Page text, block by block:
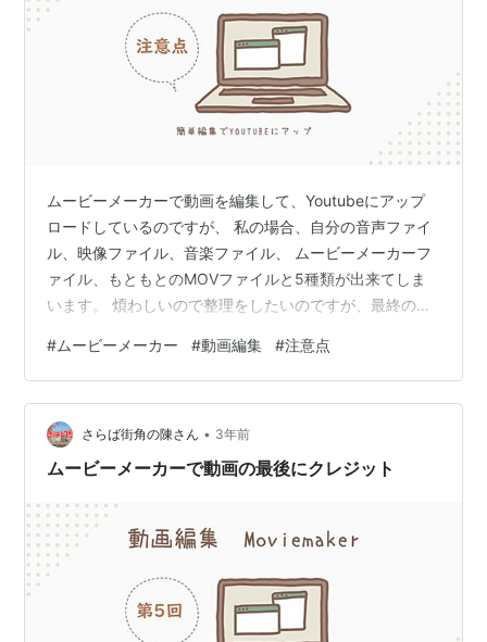
ムービーメーカーで動画を編集して、Youtubeにアップ
ロードしているのですが、 私の場合、自分の音声ファイ
ル、映像ファイル、音楽ファイル、 ムービーメーカーフ
ァイル、もともとのMOVファイルと5種類が出来てしま
います。 煩わしいので整理をしたいのですが、最終のア
ムービーメーカーのプロジェクトは一旦保存を掛けると
wmlp形式になります。 この形式で更に編集しようとする
と、上記の全てのファイルが 編集時と同じところにある
必要があります。 映像ファイルや音楽ファイルの場所を
動かしたり、ゴミ箱に入れたりすると ムービーメーカー
#ムービーメーカー #動画編集 #注意点
さらば街角の陳さん • 3年前
ムービーメーカーで動画の最後にクレジット